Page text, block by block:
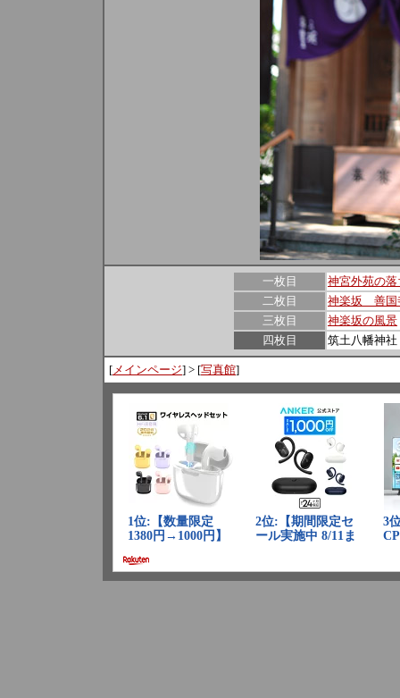
一枚目
神宮外苑の落
二枚目
神楽坂 善国
三枚目
神楽坂の風景
四枚目
筑土八幡神社
[メインページ] > [写真館]